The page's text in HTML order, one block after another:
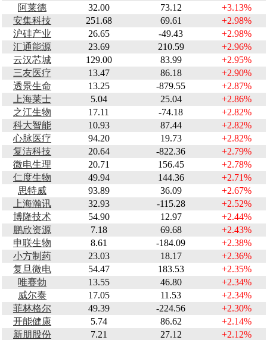
阿莱德
32.00 73.12
+3.13%
安集科技
251.68 69.61
+2.98%
沪硅产业
26.65 -49.43
+2.98%
汇通能源
23.69 210.59
+2.96%
云汉芯城
129.00 83.99
+2.95%
三友医疗
13.47 86.18
+2.90%
透景生命
13.25 -879.55
+2.87%
上海莱士
5.04 25.04
+2.86%
之江生物
17.11 -74.18
+2.82%
科大智能
10.93 87.44
+2.82%
心脉医疗
94.20 19.73
+2.82%
复洁科技
20.64 -822.36
+2.79%
微电生理
20.71 156.45
+2.78%
仁度生物
49.94 144.36
+2.71%
思特威
93.89 36.09
+2.67%
上海瀚讯
32.93 -115.28
+2.52%
博隆技术
54.90 12.97
+2.44%
鹏欣资源
7.18 69.68
+2.43%
申联生物
8.61 -184.09
+2.38%
小方制药
23.03 18.17
+2.36%
复旦微电
54.47 183.53
+2.35%
唯赛勃
13.55 46.80
+2.34%
威尔泰
17.05 11.53
+2.34%
菲林格尔
49.39 -224.56
+2.30%
开能健康
5.74 86.62
+2.14%
新朋股份
7.21 27.12
+2.12%